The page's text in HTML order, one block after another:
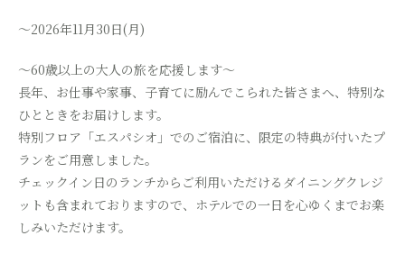
～2026年11月30日(月)
～60歳以上の大人の旅を応援します～
長年、お仕事や家事、子育てに励んでこられた皆さまへ、特別な
ひとときをお届けします。
特別フロア「エスパシオ」でのご宿泊に、限定の特典が付いたプ
ランをご用意しました。
チェックイン日のランチからご利用いただけるダイニングクレジ
ットも含まれておりますので、 ホテルでの一日を心ゆくまでお楽
しみいただけます。